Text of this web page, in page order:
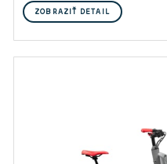
ZOBRAZIŤ DETAIL